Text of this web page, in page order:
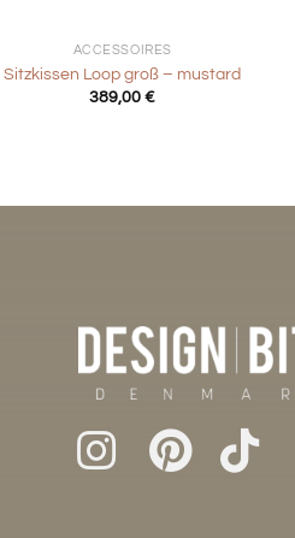
ACCESSOIRES
Sitzkissen Loop groß – mustard
389,00€